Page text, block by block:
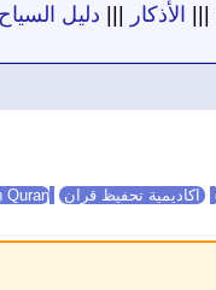
الأذكار دليل السياح
اكاديمية تحفيظ قران Quran